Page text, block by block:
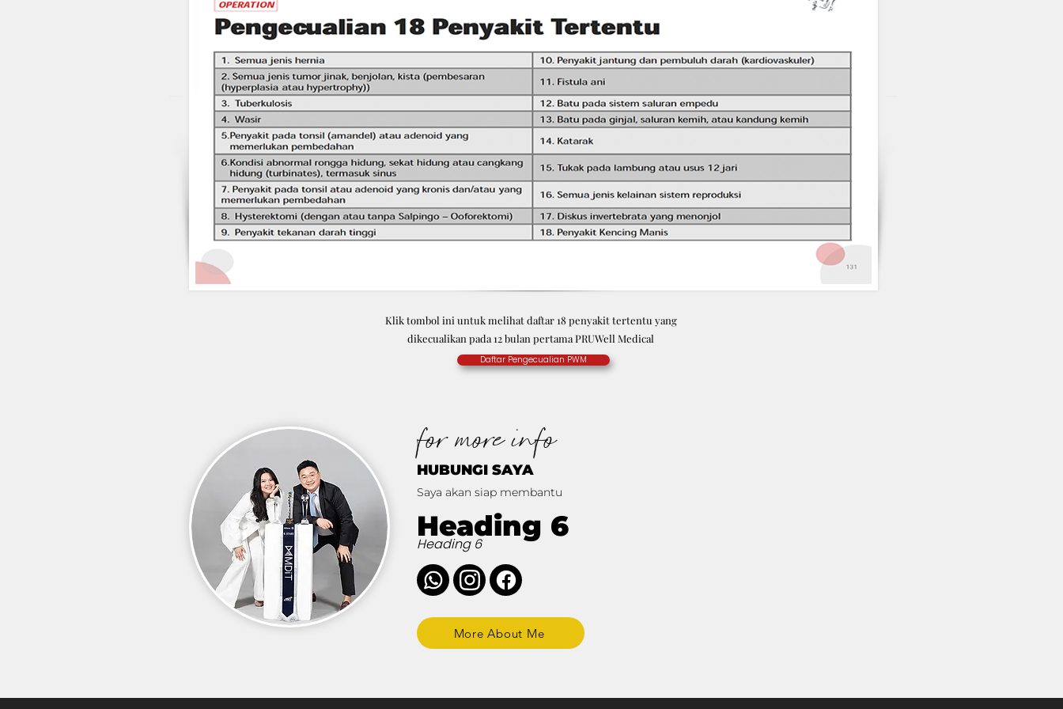
Klik tombol ini untuk melihat daftar 18 penyakit tertentu yang
dikecualikan pada 12 bulan pertama PRUWell Medical
Daftar Pengecualian PWM
Saya akan siap membantu
HUBUNGI SAYA
for more info
Heading 6
Heading 6
More About Me